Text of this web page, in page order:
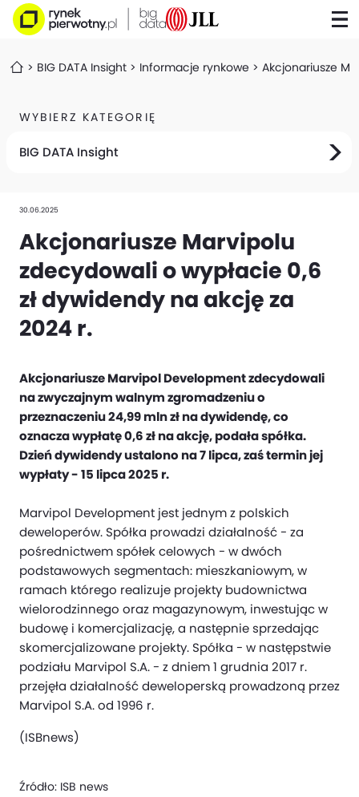
BIG DATA Insight Informacje rynkowe Akcjonariusze
WYBIERZ KATEGORIĘ
BIG DATA Insight
30.06.2025
Akcjonariusze Marvipolu
zdecydowali o wypłacie 0,6
zł dywidendy na akcję za
2024 r.
Akcjonariusze Marvipol Development zdecydowali
na zwyczajnym walnym zgromadzeniu o
przeznaczeniu 24,99 mln zł na dywidendę, co
oznacza wypłatę 0,6 zł na akcję, podała spółka.
Dzień dywidendy ustalono na 7 lipca, zaś termin jej
wypłaty - 15 lipca 2025 r.
Marvipol Development jest jednym z polskich
deweloperów. Spółka prowadzi działalność - za
pośrednictwem spółek celowych - w dwóch
podstawowych segmentach: mieszkaniowym, w
ramach którego realizuje projekty budownictwa
wielorodzinnego oraz magazynowym, inwestując w
budowę i komercjalizację, a następnie sprzedając
skomercjalizowane projekty. Spółka - w następstwie
podziału Marvipol S.A. - z dniem 1 grudnia 2017 r.
przejęła działalność deweloperską prowadzoną przez
Marvipol S.A. od 1996 r.
(ISBnews)
Źródło: ISB news